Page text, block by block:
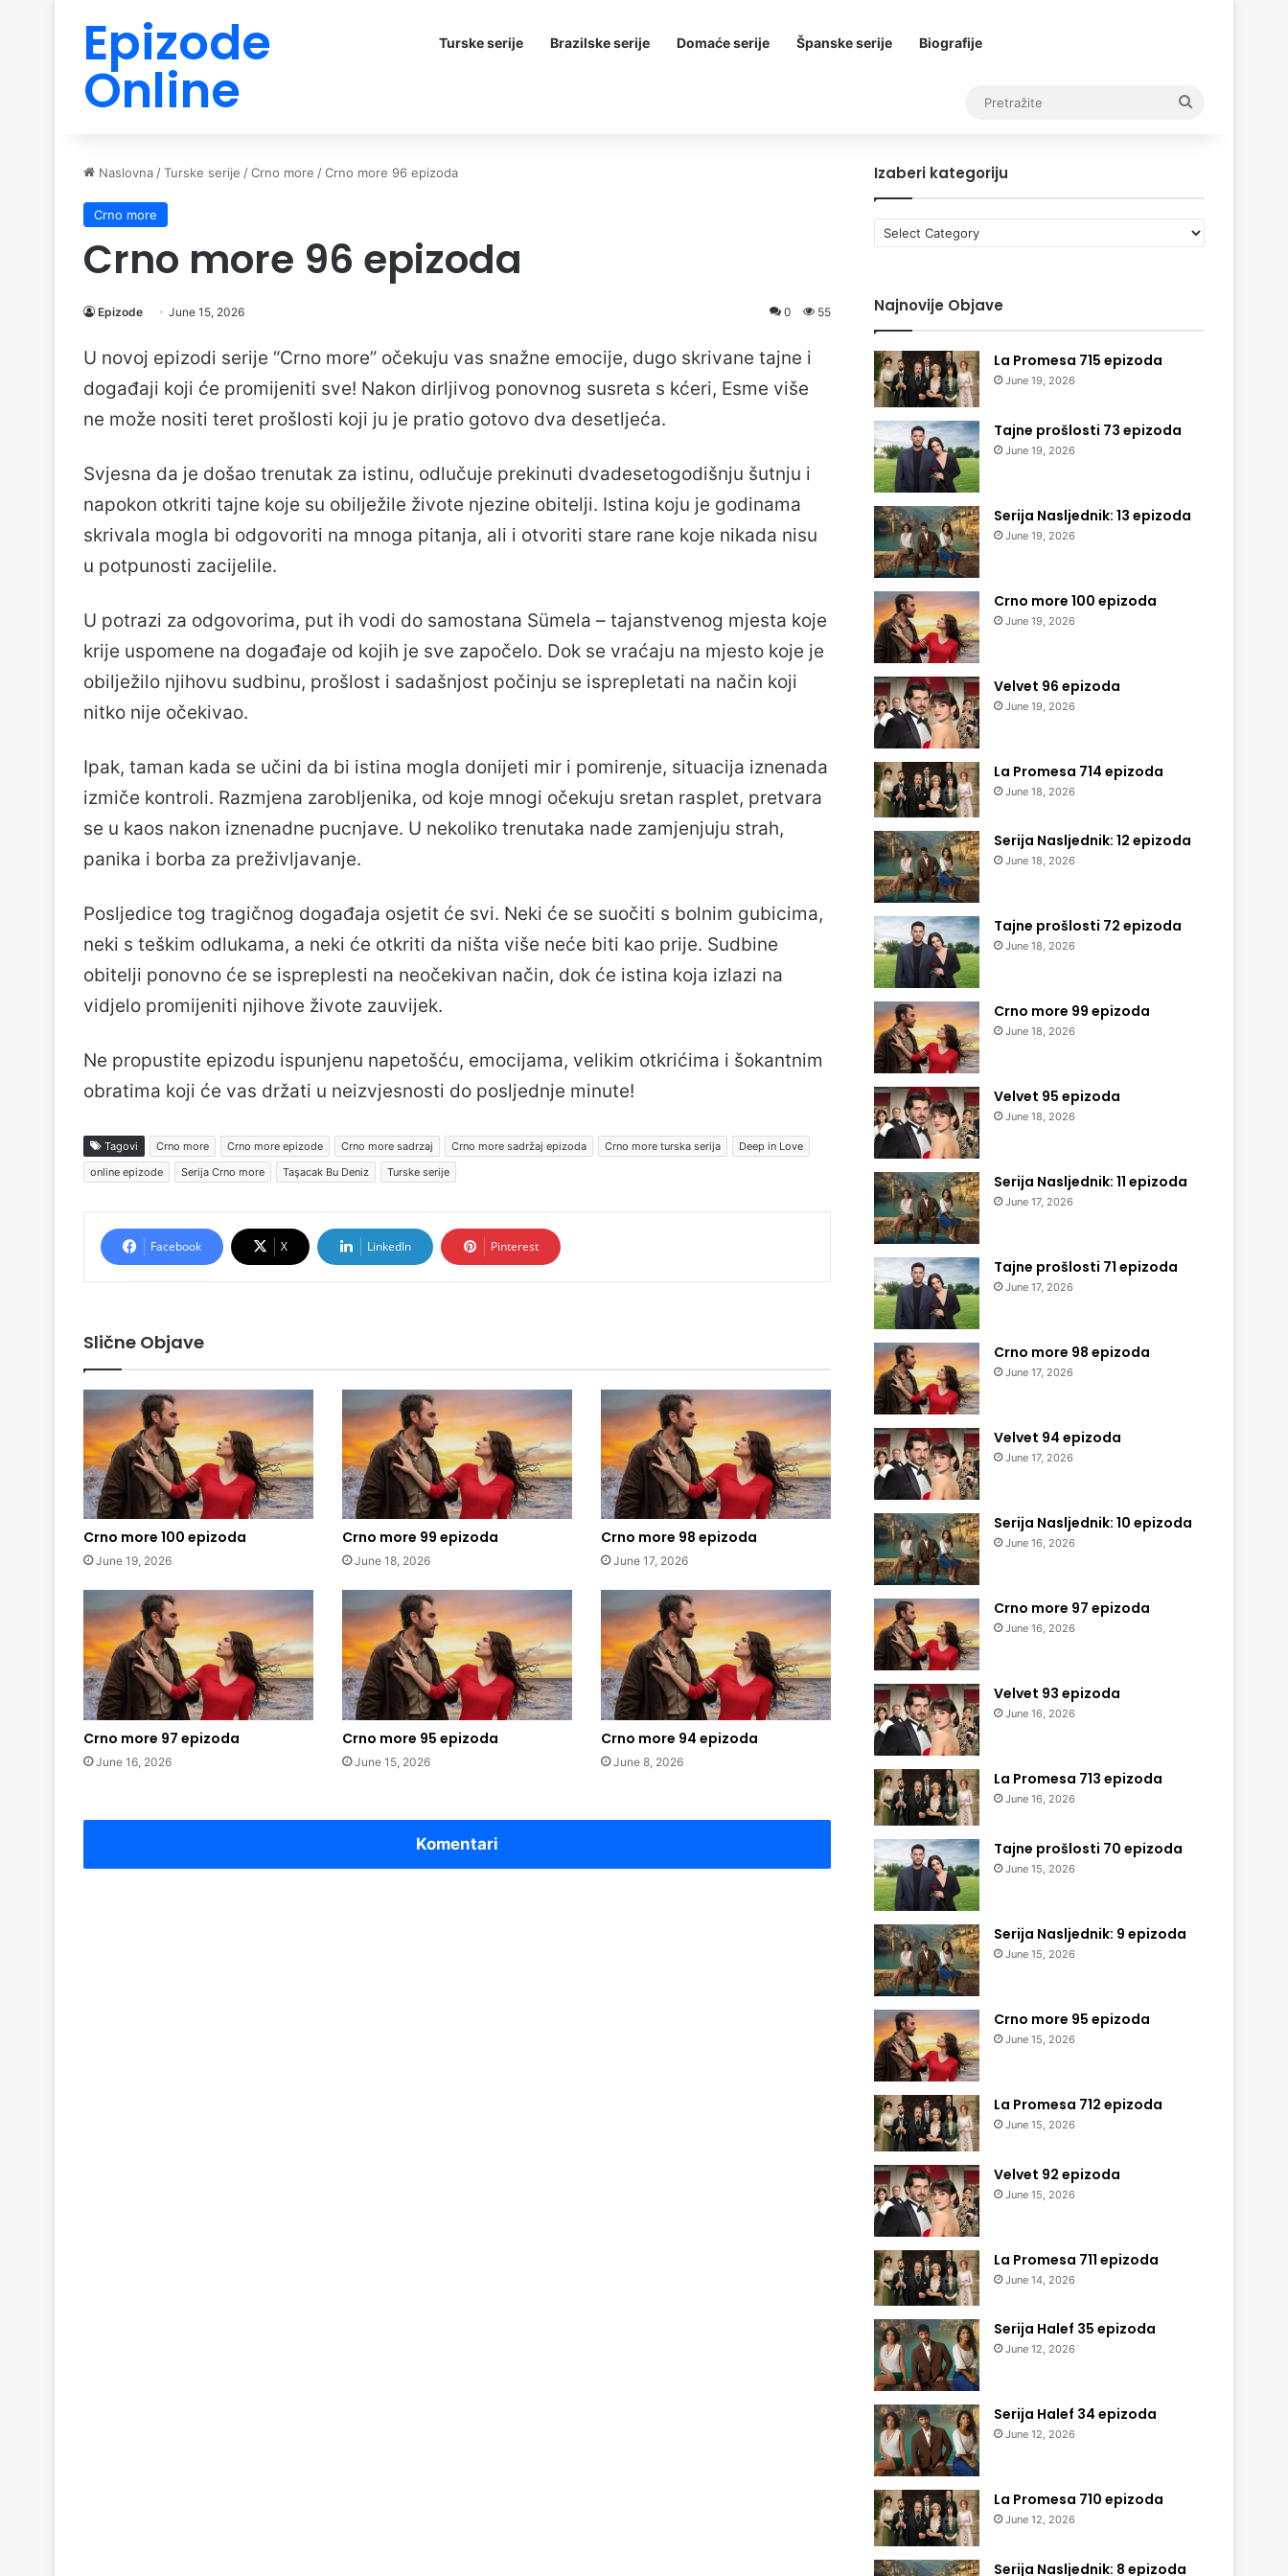
Epizode
Online
Turske serije Brazilske serije Domaće serije Španske serije Biografije
Naslovna /Turske serije /Crno more /Crno more 96 epizoda
Crno more
Crno more 96 epizoda
Epizode June 15, 2026 0 55
U novoj epizodi serije “Crno more” očekuju vas snažne emocije, dugo skrivane tajne i
događaji koji će promijeniti sve! Nakon dirljivog ponovnog susreta s kćeri, Esme više
ne može nositi teret prošlosti koji ju je pratio gotovo dva desetljeća.
Svjesna da je došao trenutak za istinu, odlučuje prekinuti dvadesetogodišnju šutnju i
napokon otkriti tajne koje su obilježile živote njezine obitelji. Istina koju je godinama
skrivala mogla bi odgovoriti na mnoga pitanja, ali i otvoriti stare rane koje nikada nisu
u potpunosti zacijelile.
U potrazi za odgovorima, put ih vodi do samostana Sümela – tajanstvenog mjesta koje
krije uspomene na događaje od kojih je sve započelo. Dok se vraćaju na mjesto koje je
obilježilo njihovu sudbinu, prošlost i sadašnjost počinju se isprepletati na način koji
nitko nije očekivao.
Ipak, taman kada se učini da bi istina mogla donijeti mir i pomirenje, situacija iznenada
izmiče kontroli. Razmjena zarobljenika, od koje mnogi očekuju sretan rasplet, pretvara
se u kaos nakon iznenadne pucnjave. U nekoliko trenutaka nade zamjenjuju strah,
panika i borba za preživljavanje.
Posljedice tog tragičnog događaja osjetit će svi. Neki će se suočiti s bolnim gubicima,
neki s teškim odlukama, a neki će otkriti da ništa više neće biti kao prije. Sudbine
obitelji ponovno će se ispreplesti na neočekivan način, dok će istina koja izlazi na
vidjelo promijeniti njihove živote zauvijek.
Ne propustite epizodu ispunjenu napetošću, emocijama, velikim otkrićima i šokantnim
obratima koji će vas držati u neizvjesnosti do posljednje minute!
Tagovi Crno more Crno more epizode Crno more sadrzaj Crno more sadržaj epizoda Crno more turska serija
Deep in Love
online epizode
Serija Crno more Taşacak Bu Deniz Turske serije
Facebook X LinkedIn Pinterest
Slične Objave
Crno more 100 epizoda
June 19, 2026
Crno more 99 epizoda
June 18, 2026
Crno more 98 epizoda
June 17, 2026
Crno more 97 epizoda
June 16, 2026
Crno more 95 epizoda
June 15, 2026
Crno more 94 epizoda
June 8, 2026
Komentari
Izaberi kategoriju
Izaberi
kategoriju
Najnovije Objave
La Promesa 715 epizoda
June 19, 2026
Tajne prošlosti 73 epizoda
June 19, 2026
Serija Nasljednik: 13 epizoda
June 19, 2026
Crno more 100 epizoda
June 19, 2026
Velvet 96 epizoda
June 19, 2026
La Promesa 714 epizoda
June 18, 2026
Serija Nasljednik: 12 epizoda
June 18, 2026
Tajne prošlosti 72 epizoda
June 18, 2026
Crno more 99 epizoda
June 18, 2026
Velvet 95 epizoda
June 18, 2026
Serija Nasljednik: 11 epizoda
June 17, 2026
Tajne prošlosti 71 epizoda
June 17, 2026
Crno more 98 epizoda
June 17, 2026
Velvet 94 epizoda
June 17, 2026
Serija Nasljednik: 10 epizoda
June 16, 2026
Crno more 97 epizoda
June 16, 2026
Velvet 93 epizoda
June 16, 2026
La Promesa 713 epizoda
June 16, 2026
Tajne prošlosti 70 epizoda
June 15, 2026
Serija Nasljednik: 9 epizoda
June 15, 2026
Crno more 95 epizoda
June 15, 2026
La Promesa 712 epizoda
June 15, 2026
Velvet 92 epizoda
June 15, 2026
La Promesa 711 epizoda
June 14, 2026
Serija Halef 35 epizoda
June 12, 2026
Serija Halef 34 epizoda
June 12, 2026
La Promesa 710 epizoda
June 12, 2026
Serija Nasljednik: 8 epizoda